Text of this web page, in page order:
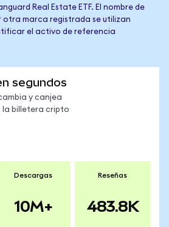
Real Estate ETF. El nombre de
otra marca registrada se utilizan
el activo de referencia
segundos
y canjea
la billetera cripto
Descargas
10M+
Reseñas
483.8K